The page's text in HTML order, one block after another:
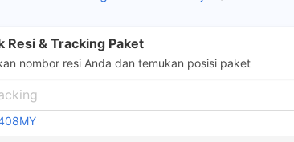
Resi & Tracking Paket
nombor resi Anda dan temukan posisi paket